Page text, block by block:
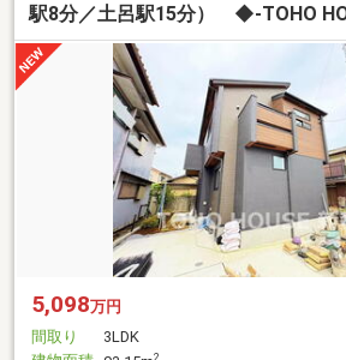
駅8分／土呂駅15分） ◆-TOHO
5,098万円
間取り
3LDK
2